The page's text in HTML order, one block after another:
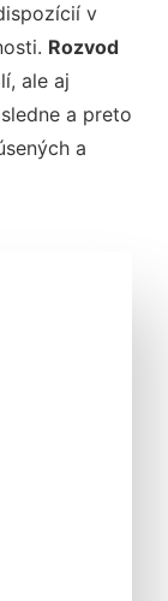
v
Rozvod
ale aj
a preto
a